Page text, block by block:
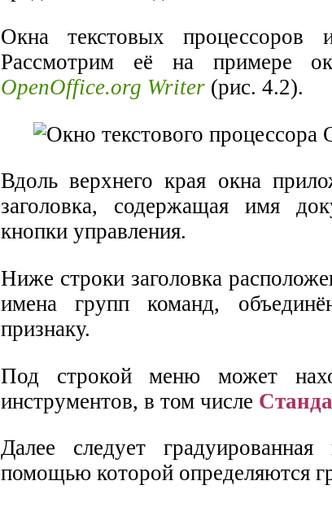
Окна текстовых процессоров
Рассмотрим её на примере
OpenOffice.org Writer (рис. 4.2).
Вдоль верхнего края окна
заголовка, содержащая имя
кнопки управления.
Ниже строки заголовка
имена групп команд,
признаку.
Под строкой меню может
инструментов, в том числе
Далее следует
помощью которой определяются